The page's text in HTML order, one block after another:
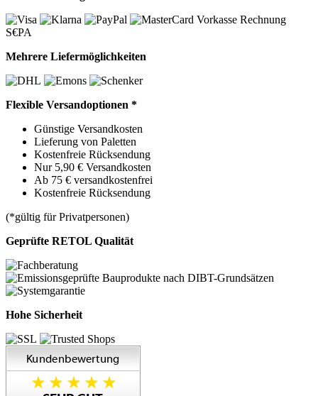
Vorkasse Rechnung
S€PA
Mehrere Liefermöglichkeiten
Flexible Versandoptionen *
Günstige Versandkosten
Lieferung von Paletten
Kostenfreie Rücksendung
Nur 5,90 € Versandkosten
Ab 75 € versandkostenfrei
Kostenfreie Rücksendung
(*gültig für Privatpersonen)
Geprüfte RETOL Qualität
Hohe Sicherheit